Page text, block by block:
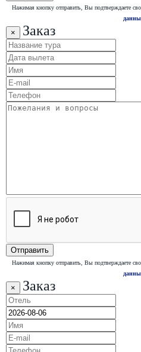
Нажимая кнопку отправить, Вы подтверждаете
× Заказ
Нажимая кнопку отправить, Вы подтверждаете
× Заказ